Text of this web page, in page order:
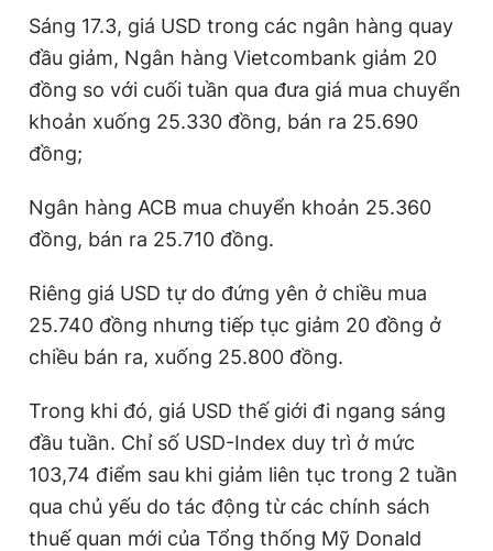
m
e
o
Sáng 17.3, giá USD trong các ngân hàng quay
đầu giảm, Ngân hàng Vietcombank giảm 20
đồng so với cuối tuần qua đưa giá mua chuyển
khoản xuống 25.330 đồng, bán ra 25.690
đồng;
Ngân hàng ACB mua chuyển khoản 25.360
đồng, bán ra 25.710 đồng.
Riêng giá USD tự do đứng yên ở chiều mua
25.740 đồng nhưng tiếp tục giảm 20 đồng ở
chiều bán ra, xuống 25.800 đồng.
Trong khi đó, giá USD thế giới đi ngang sáng
đầu tuần. Chỉ số USD-Index duy trì ở mức
103,74 điểm sau khi giảm liên tục trong 2 tuần
qua chủ yếu do tác động từ các chính sách
thuế quan mới của Tổng thống Mỹ Donald